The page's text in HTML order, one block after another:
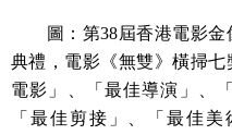
圖：第38屆香港電影金
典禮，電影《無雙》橫掃
電影」、「最佳導演」、
「最佳剪接」、「最佳